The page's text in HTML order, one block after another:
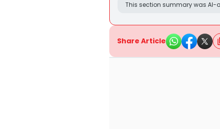
This section summary was AI-
Share Article